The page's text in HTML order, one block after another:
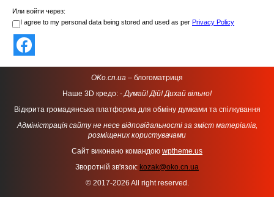
Или войти через:
I agree to my personal data being stored and used as per Privacy Policy
OKo.cn.ua – блогоматриця
Наше 3D кредо: -Думай! Дій! Дихай вільно!
Відкрита громадянська платформа для обміну думками та спілкування
Адміністрація сайту не несе відповідальності за зміст матеріалів,
розміщених користувачами
Сайт виконано командою wptheme.us
Зворотній зв'язок: kozak@oko.cn.ua
© 2017-2026 All right reserved.